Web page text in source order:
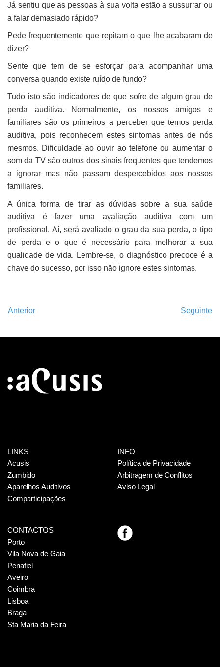
Já sentiu que as pessoas à sua volta estão a sussurrar ou
a falar demasiado rápido?
Pede frequentemente que repitam o que lhe acabaram de
dizer?
Sente que tem de se esforçar para acompanhar uma
conversa quando existe ruído de fundo?
Tudo isto são indicadores de que sofre de algum grau de
perda auditiva. Normalmente, os nossos amigos e
familiares são os primeiros a perceber que temos perda
auditiva, pois reconhecem estes sintomas antes de nós
mesmos. Dificuldade ao ouvir ao telefone ou aumentar o
som da TV são outros dos sinais frequentes que tendemos
a ignorar mas não passam despercebidos aos nossos
familiares.
A única forma de tirar as dúvidas sobre a sua saúde
auditiva é fazer uma avaliação auditiva com um
profissional. Aí, será avaliado o grau da sua perda, o tipo
de perda e o que é necessário para melhorar a sua
qualidade de vida. Lembre-se, o diagnóstico precoce é a
chave do sucesso, por isso não ignore estes sintomas.
Anterior Seguinte
LINKS
Acusis
Zumbido
Aparelhos Auditivos
Comparticipações
INFO
Política de Privacidade
Arbitragem de Conflitos
Aviso Legal
CONTACTOS
Porto
Vila Nova de Gaia
Penafiel
Aveiro
Coimbra
Lisboa
Braga
Sta Maria da Feira